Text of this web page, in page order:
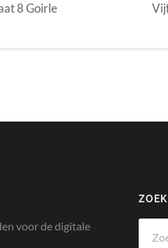
8 Goirle
voor de digitale
naar: